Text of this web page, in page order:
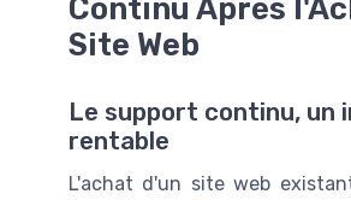
Continu Après
Site Web
Le support continu, un
rentable
L'achat d'un site web